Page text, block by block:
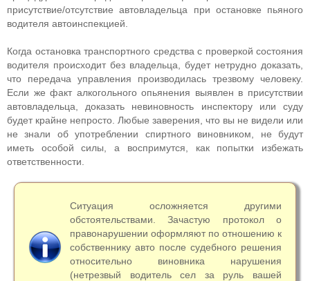
присутствие/отсутствие автовладельца при остановке пьяного
водителя автоинспекцией.
Когда остановка транспортного средства с проверкой состояния
водителя происходит без владельца, будет нетрудно доказать,
что передача управления производилась трезвому человеку.
Если же факт алкогольного опьянения выявлен в присутствии
автовладельца, доказать невиновность инспектору или суду
будет крайне непросто. Любые заверения, что вы не видели или
не знали об употреблении спиртного виновником, не будут
иметь особой силы, а воспримутся, как попытки избежать
ответственности.
Ситуация осложняется другими
обстоятельствами. Зачастую протокол о
правонарушении оформляют по отношению к
собственнику авто после судебного решения
относительно виновника нарушения
(нетрезвый водитель сел за руль вашей